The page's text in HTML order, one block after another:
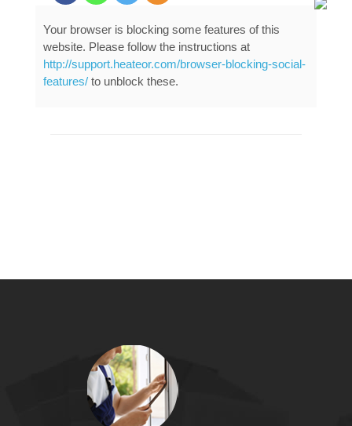
ustalar ile hizmetimizde kapı pencere cam
alüminyum marka bağımsız olarak geniş servis
tamir yapılmaktadır
Your browser is blocking some features of this
website. Please follow the instructions at
http://support.heateor.com/browser-blocking-social-
features/to unblock these.